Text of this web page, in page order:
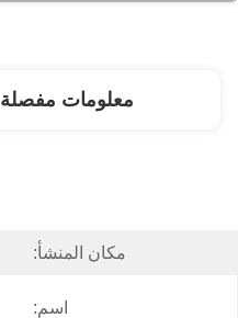
معلومات مفصلة
مكان المنشأ:
اسم: